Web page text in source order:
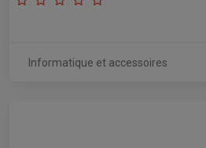
Informatique et accessoires